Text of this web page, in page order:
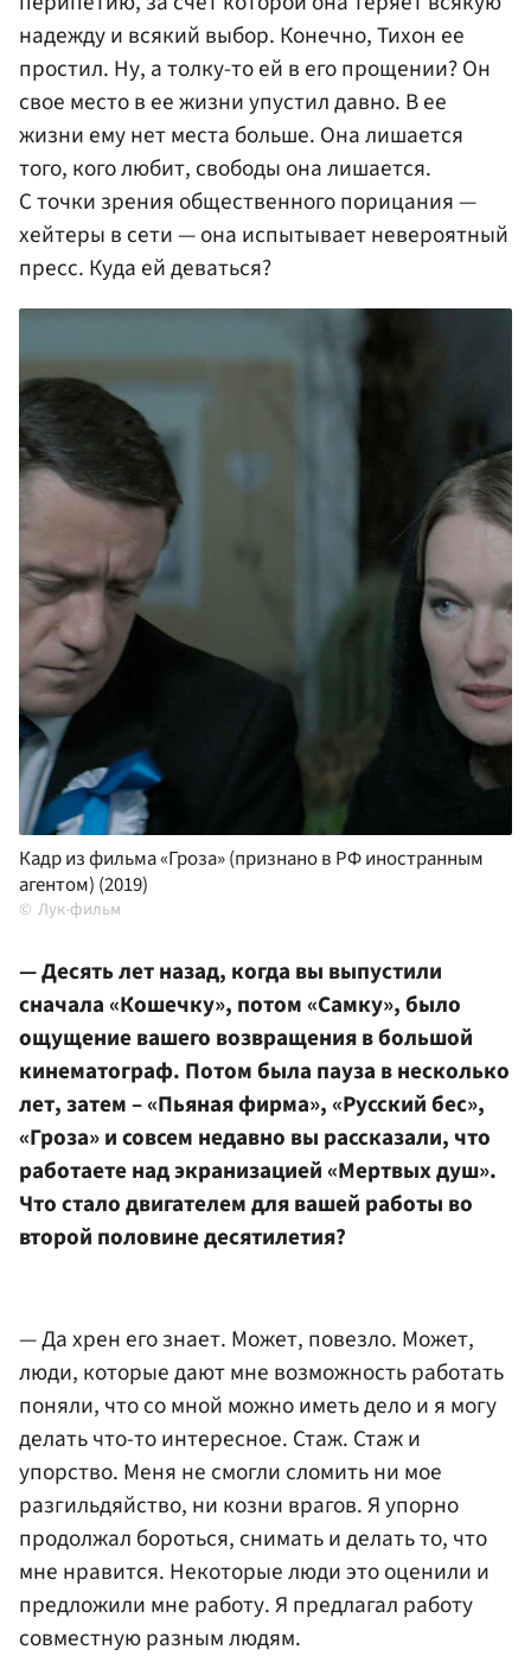
надежду и всякий выбор. Конечно, Тихон ее
простил. Ну, а толку-то ей в его прощении? Он
свое место в ее жизни упустил давно. В ее
жизни ему нет места больше. Она лишается
того, кого любит, свободы она лишается.
С точки зрения общественного порицания —
хейтеры в сети — она испытывает невероятный
пресс. Куда ей деваться?
Кадр из фильма «Гроза» (признано в РФ иностранным
агентом) (2019)
Лук-фильм
— Десять лет назад, когда вы выпустили
сначала «Кошечку», потом «Самку», было
ощущение вашего возвращения в большой
кинематограф. Потом была пауза в несколько
лет, затем – «Пьяная фирма», «Русский бес»,
«Гроза» и совсем недавно вы рассказали, что
работаете над экранизацией «Мертвых душ».
Что стало двигателем для вашей работы во
второй половине десятилетия?
— Да хрен его знает. Может, повезло. Может,
люди, которые дают мне возможность работать
поняли, что со мной можно иметь дело и я могу
делать что-то интересное. Стаж. Стаж и
упорство. Меня не смогли сломить ни мое
разгильдяйство, ни козни врагов. Я упорно
продолжал бороться, снимать и делать то, что
мне нравится. Некоторые люди это оценили и
предложили мне работу. Я предлагал работу
совместную разным людям.